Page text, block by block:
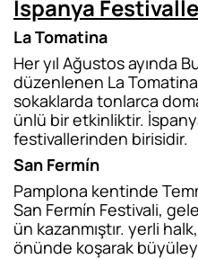
İspanya
La Tomatina
Her yıl Ağustos ayında
düzenlenen La
sokaklarda tonlarca
ünlü bir etkinliktir.
festivallerinden birisidir.
San Fermín
Pamplona kentinde
San Fermín Festivali,
ün kazanmıştır. yerli
önünde koşarak